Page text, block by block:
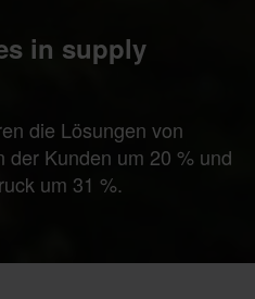
in supply
die Lösungen von
der Kunden um 20 % und
um 31 %.